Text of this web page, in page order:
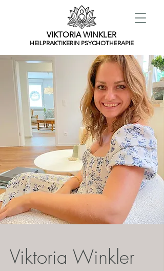
VIKTORIA WINKLER
HEILPRAKTIKERIN PSYCHOTHERAPIE
Viktoria Winkler